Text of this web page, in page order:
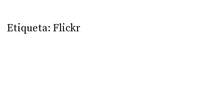
Etiqueta: Flickr